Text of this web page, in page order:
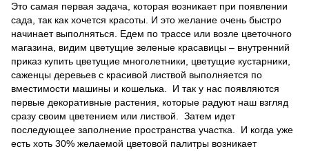
Это самая первая задача, которая возникает при появлении
сада, так как хочется красоты. И это желание очень быстро
начинает выполняться. Едем по трассе или возле цветочного
магазина, видим цветущие зеленые красавицы – внутренний
приказ купить цветущие многолетники, цветущие кустарники,
саженцы деревьев с красивой листвой выполняется по
вместимости машины и кошелька. И так у нас появляются
первые декоративные растения, которые радуют наш взгляд
сразу своим цветением или листвой. Затем идет
последующее заполнение пространства участка. И когда уже
есть хоть 30% желаемой цветовой палитры возникает